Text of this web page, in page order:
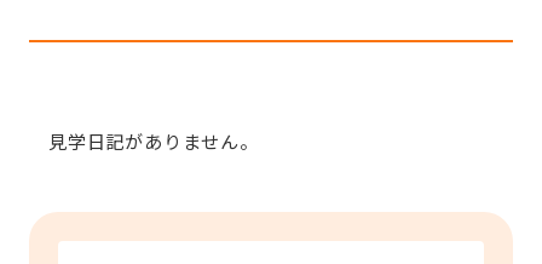
見学日記がありません。